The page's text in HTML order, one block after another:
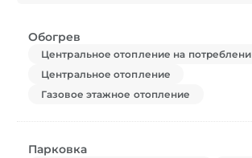
Обогрев
Центральное отопление на
Центральное отопление
Газовое этажное отопление
Парковка